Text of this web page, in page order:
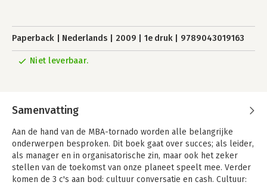
Paperback Nederlands 2009 1e druk 9789043019163
Niet leverbaar.
Samenvatting
Aan de hand van de MBA-tornado worden alle belangrijke
onderwerpen besproken. Dit boek gaat over succes; als leider,
als manager en in organisatorische zin, maar ook het zeker
stellen van de toekomst van onze planeet speelt mee. Verder
komen de 3 c's aan bod: cultuur conversatie en cash. Cultuur: